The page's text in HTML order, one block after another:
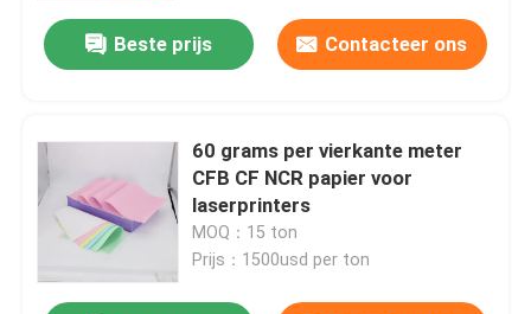
Beste prijs Contacteer ons
60 grams per vierkante meter
CFB CF NCR papier voor
laserprinters
MOQ：15 ton
Prijs：1500usd per ton